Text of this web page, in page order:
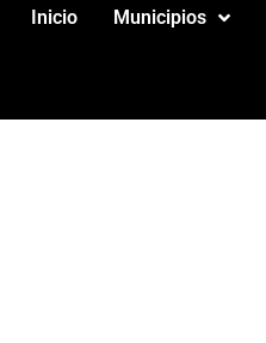
Inicio Municipios